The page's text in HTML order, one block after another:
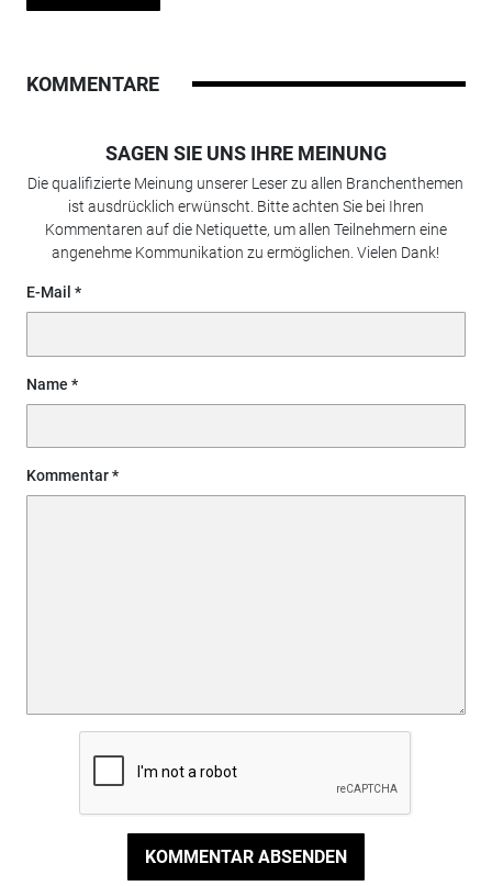
KOMMENTARE
SAGEN SIE UNS IHRE MEINUNG
Die qualifizierte Meinung unserer Leser zu allen Branchenthemen
ist ausdrücklich erwünscht. Bitte achten Sie bei Ihren
Kommentaren auf die Netiquette, um allen Teilnehmern eine
angenehme Kommunikation zu ermöglichen. Vielen Dank!
E-Mail
Name
Kommentar
KOMMENTAR ABSENDEN